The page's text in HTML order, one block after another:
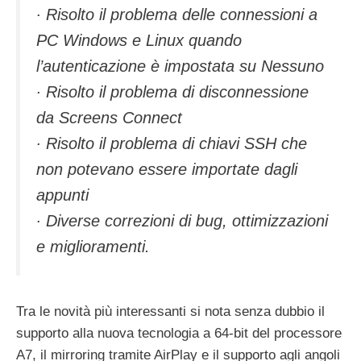
∙ Risolto il problema delle connessioni a
PC Windows e Linux quando
l’autenticazione è impostata su Nessuno
∙ Risolto il problema di disconnessione
da Screens Connect
∙ Risolto il problema di chiavi SSH che
non potevano essere importate dagli
appunti
∙ Diverse correzioni di bug, ottimizzazioni
e miglioramenti.
Tra le novità più interessanti si nota senza dubbio il
supporto alla nuova tecnologia a 64-bit del processore
A7, il mirroring tramite AirPlay e il supporto agli angoli